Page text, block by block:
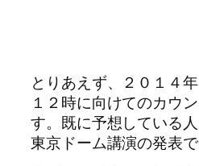
とりあえず、２０１４
１２時に向けてのカウ
す。既に予想している
東京ドーム講演の発表で